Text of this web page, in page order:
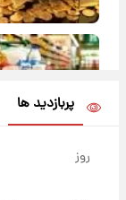
پربازدید ها
روز